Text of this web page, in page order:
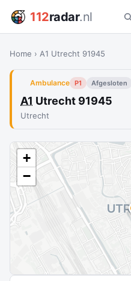
112radar.nl
Home › A1 Utrecht 91945
Ambulance P1 Afgesloten
A1 Utrecht 91945
Utrecht
+
−